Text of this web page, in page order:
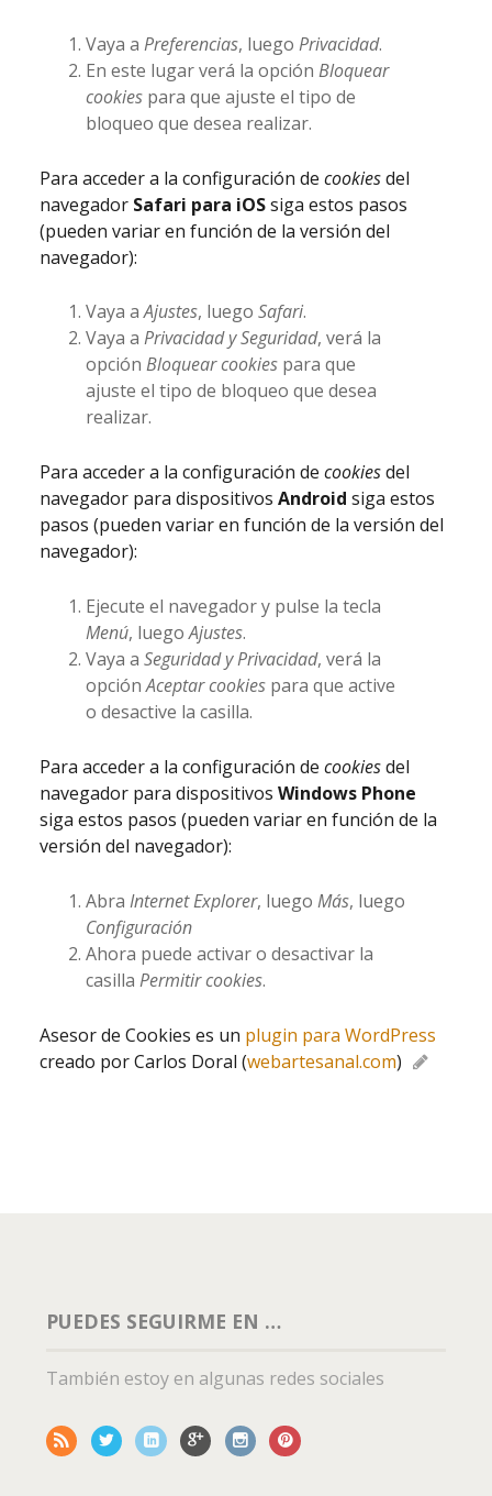
Vaya a Preferencias, luego Privacidad.
En este lugar verá la opción Bloquear
cookiespara que ajuste el tipo de
bloqueo que desea realizar.
Para acceder a la configuración de cookiesdel
navegador Safari para iOSsiga estos pasos
(pueden variar en función de la versión del
navegador):
Vaya aAjustes, luego Safari.
Vaya a Privacidad y Seguridad, verá la
opción Bloquear cookiespara que
ajuste el tipo de bloqueo que desea
realizar.
Para acceder a la configuración de cookiesdel
navegador para dispositivos Android siga estos
pasos (pueden variar en función de la versión del
navegador):
Ejecute el navegador y pulse la tecla
Menú, luegoAjustes.
Vaya a Seguridad y Privacidad, verá la
opciónAceptar cookiespara que active
o desactive la casilla.
Para acceder a la configuración de cookiesdel
navegador para dispositivos Windows Phone
siga estos pasos (pueden variar en función de la
versión del navegador):
Abra Internet Explorer, luego Más, luego
Configuración
Ahora puede activar o desactivar la
casilla Permitir cookies.
Asesor de Cookies es un plugin para WordPress
creado por Carlos Doral (webartesanal.com)
PUEDES SEGUIRME EN …
También estoy en algunas redes sociales